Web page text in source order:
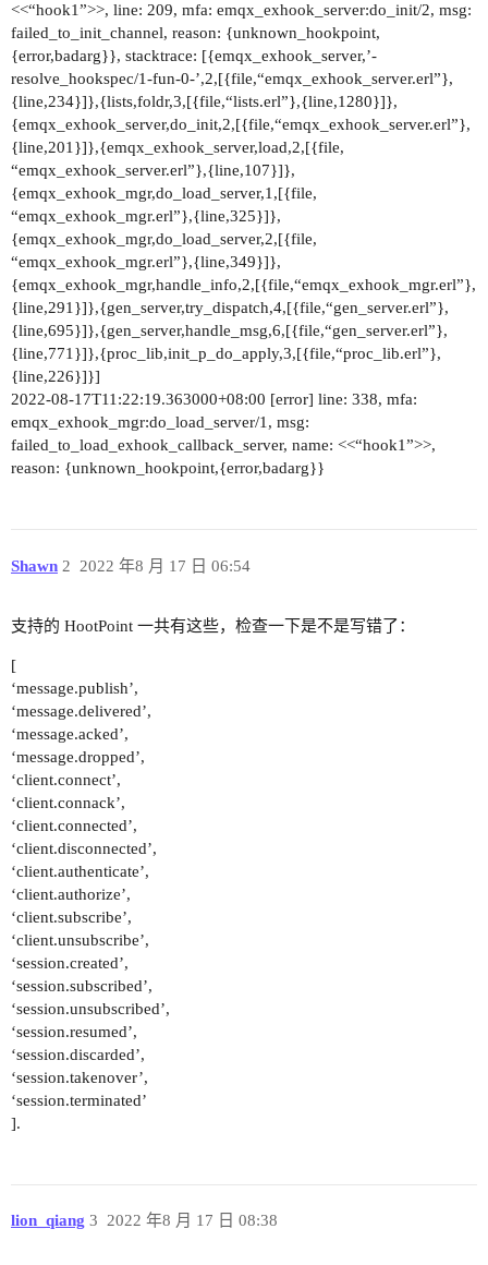
<<“hook1”>>, line: 209, mfa: emqx_exhook_server:do_init/2, msg:
failed_to_init_channel, reason: {unknown_hookpoint,
{error,badarg}}, stacktrace: [{emqx_exhook_server,’-
resolve_hookspec/1-fun-0-’,2,[{file,“emqx_exhook_server.erl”},
{line,234}]},{lists,foldr,3,[{file,“lists.erl”},{line,1280}]},
{emqx_exhook_server,do_init,2,[{file,“emqx_exhook_server.erl”},
{line,201}]},{emqx_exhook_server,load,2,[{file,
“emqx_exhook_server.erl”},{line,107}]},
{emqx_exhook_mgr,do_load_server,1,[{file,
“emqx_exhook_mgr.erl”},{line,325}]},
{emqx_exhook_mgr,do_load_server,2,[{file,
“emqx_exhook_mgr.erl”},{line,349}]},
{emqx_exhook_mgr,handle_info,2,[{file,“emqx_exhook_mgr.erl”},
{line,291}]},{gen_server,try_dispatch,4,[{file,“gen_server.erl”},
{line,695}]},{gen_server,handle_msg,6,[{file,“gen_server.erl”},
{line,771}]},{proc_lib,init_p_do_apply,3,[{file,“proc_lib.erl”},
{line,226}]}]
2022-08-17T11:22:19.363000+08:00 [error] line: 338, mfa:
emqx_exhook_mgr:do_load_server/1, msg:
failed_to_load_exhook_callback_server, name: <<“hook1”>>,
reason: {unknown_hookpoint,{error,badarg}}
Shawn 2022 年8 月 17 日 06:54
2
支持的 HootPoint 一共有这些，检查一下是不是写错了：
[
‘message.publish’,
‘message.delivered’,
‘message.acked’,
‘message.dropped’,
‘client.connect’,
‘client.connack’,
‘client.connected’,
‘client.disconnected’,
‘client.authenticate’,
‘client.authorize’,
‘client.subscribe’,
‘client.unsubscribe’,
‘session.created’,
‘session.subscribed’,
‘session.unsubscribed’,
‘session.resumed’,
‘session.discarded’,
‘session.takenover’,
‘session.terminated’
].
lion_qiang 2022 年8 月 17 日 08:38
3